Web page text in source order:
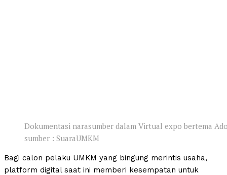
Dokumentasi narasumber dalam Virtual expo bertema
sumber : SuaraUMKM
Bagi calon pelaku UMKM yang bingung merintis usaha,
platform digital saat ini memberi kesempatan untuk